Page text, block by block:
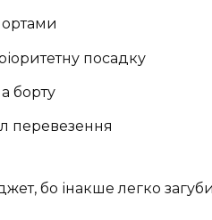
посадку
борту
перевезення
бо інакше легко